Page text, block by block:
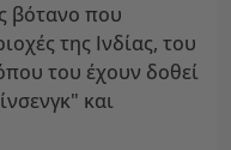
βότανο που
της Ινδίας, του
του έχουν δοθεί
και